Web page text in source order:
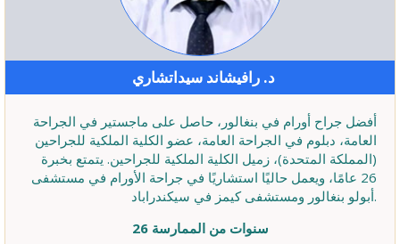
د. رافيشاند سيداتشاري
أفضل جراح أورام في بنغالور، حاصل على ماجستير في الجراحة
العامة، دبلوم في الجراحة العامة، عضو الكلية الملكية للجراحين
(المملكة المتحدة)، زميل الكلية الملكية للجراحين. يتمتع بخبرة
26 عامًا، ويعمل حاليًا استشاريًا في جراحة الأورام في مستشفى
أبولو بنغالور ومستشفى كيمز في سيكندراباد.
26 سنوات من الممارسة